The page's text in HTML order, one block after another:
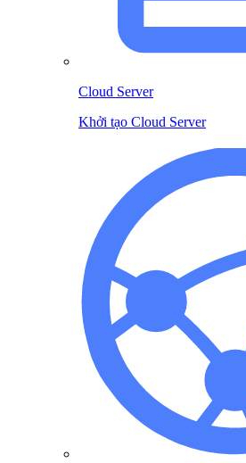
Cloud Server
Khởi tạo Cloud Server